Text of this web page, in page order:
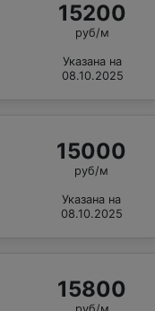
15200
руб/м
Указана на
08.10.2025
15000
руб/м
Указана на
08.10.2025
15800